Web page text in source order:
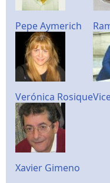
Pepe Aymerich
Verónica Rosique
Xavier Gimeno